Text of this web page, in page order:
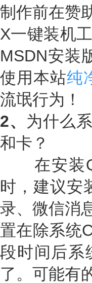
制作前在赞
X一键装机
MSDN安装
使用本站纯
流氓行为！
2、 为什么
和卡？
在安装
时，建议安
录、微信消
置在除系统
段时间后系
了。可能有